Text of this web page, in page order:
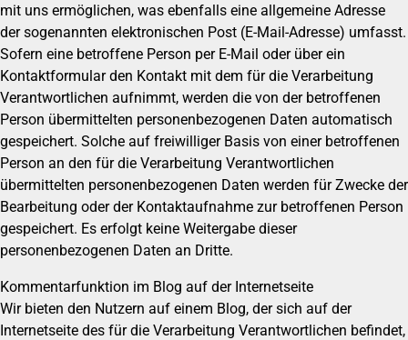
mit uns ermöglichen, was ebenfalls eine allgemeine Adresse
der sogenannten elektronischen Post (E-Mail-Adresse) umfasst.
Sofern eine betroffene Person per E-Mail oder über ein
Kontaktformular den Kontakt mit dem für die Verarbeitung
Verantwortlichen aufnimmt, werden die von der betroffenen
Person übermittelten personenbezogenen Daten automatisch
gespeichert. Solche auf freiwilliger Basis von einer betroffenen
Person an den für die Verarbeitung Verantwortlichen
übermittelten personenbezogenen Daten werden für Zwecke der
Bearbeitung oder der Kontaktaufnahme zur betroffenen Person
gespeichert. Es erfolgt keine Weitergabe dieser
personenbezogenen Daten an Dritte.
Kommentarfunktion im Blog auf der Internetseite
Wir bieten den Nutzern auf einem Blog, der sich auf der
Internetseite des für die Verarbeitung Verantwortlichen befindet,